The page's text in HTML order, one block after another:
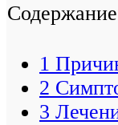
Содержание
1
2
3